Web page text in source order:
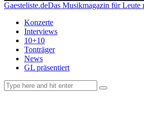
Gaesteliste.deDas Musikmagazin für Leute
Konzerte
Interviews
10+10
Tonträger
News
GL präsentiert